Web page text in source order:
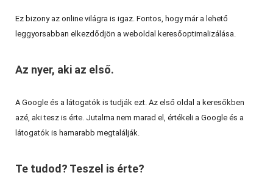
Ez bizony az online világra is igaz. Fontos, hogy már a lehető
leggyorsabban elkezdődjön a weboldal keresőoptimalizálása.
Az nyer, aki az első.
A Google és a látogatók is tudják ezt. Az első oldal a keresőkben
azé, aki tesz is érte. Jutalma nem marad el, értékeli a Google és a
látogatók is hamarabb megtalálják.
Te tudod? Teszel is érte?